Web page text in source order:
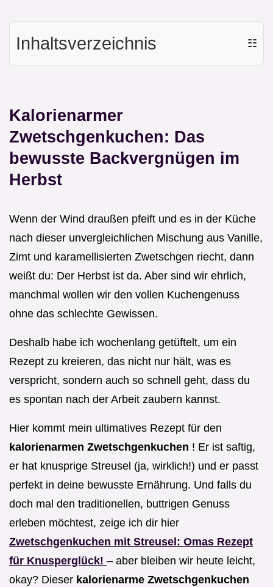
Inhaltsverzeichnis ☷
Kalorienarmer
Zwetschgenkuchen: Das
bewusste Backvergnügen im
Herbst
Wenn der Wind draußen pfeift und es in der Küche
nach dieser unvergleichlichen Mischung aus Vanille,
Zimt und karamellisierten Zwetschgen riecht, dann
weißt du: Der Herbst ist da. Aber sind wir ehrlich,
manchmal wollen wir den vollen Kuchengenuss
ohne das schlechte Gewissen.
Deshalb habe ich wochenlang getüftelt, um ein
Rezept zu kreieren, das nicht nur hält, was es
verspricht, sondern auch so schnell geht, dass du
es spontan nach der Arbeit zaubern kannst.
Hier kommt mein ultimatives Rezept für den
kalorienarmen Zwetschgenkuchen ! Er ist saftig,
er hat knusprige Streusel (ja, wirklich!) und er passt
perfekt in deine bewusste Ernährung. Und falls du
doch mal den traditionellen, buttrigen Genuss
erleben möchtest, zeige ich dir hier
Zwetschgenkuchen mit Streusel: Omas Rezept
für Knusperglück! – aber bleiben wir heute leicht,
okay? Dieser kalorienarme Zwetschgenkuchen